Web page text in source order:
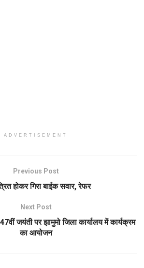
ADVERTISEMENT
Previous Post
होकर गिरा बाईक सवार, रेफर
Next Post
जयंती पर झामुमो जिला कार्यालय में कार्यक्रम
का आयोजन